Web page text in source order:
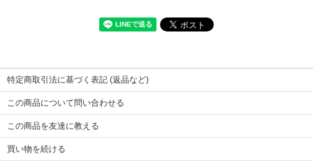
サイズ
着丈
105
108
ウエスト
ヒップ
※画像をクリックすると拡大します
特定商取引法に基づく表記 (返品など)
この商品について問い合わせる
この商品を友達に教える
買い物を続ける